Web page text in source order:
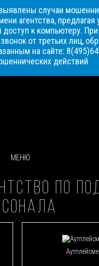
случаи
агентства, предлагая
доступ к компьютеру.
от третьих лиц,
на сайте:
действий
МЕНЮ
ПО